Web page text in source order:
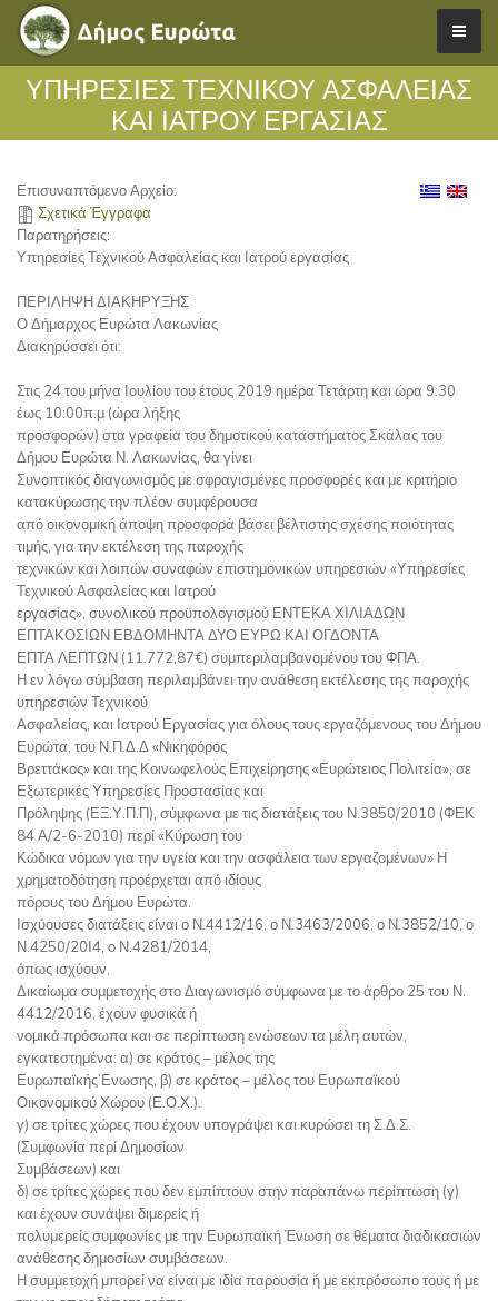
ΥΠΗΡΕΣΊΕΣ ΤΕΧΝΙΚΟΎ ΑΣΦΑΛΕΊΑΣ
ΚΑΙ ΙΑΤΡΟΎ ΕΡΓΑΣΊΑΣ
Επισυναπτόμενο Αρχείο:
Σχετικά Έγγραφα
Παρατηρήσεις:
Υπηρεσίες Τεχνικού Ασφαλείας και Ιατρού εργασίας
ΠΕΡΙΛΗΨΗ ΔΙΑΚΗΡΥΞΗΣ
Ο Δήμαρχος Ευρώτα Λακωνίας
Διακηρύσσει ότι:
Στις 24 του μήνα Ιουλίου του έτους 2019 ημέρα Τετάρτη και ώρα 9:30
έως 10:00π.μ (ώρα λήξης
προσφορών) στα γραφεία του δημοτικού καταστήματος Σκάλας του
Δήμου Ευρώτα Ν. Λακωνίας, θα γίνει
Συνοπτικός διαγωνισμός με σφραγισμένες προσφορές και με κριτήριο
κατακύρωσης την πλέον συμφέρουσα
από οικονομική άποψη προσφορά βάσει βέλτιστης σχέσης ποιότητας
τιμής, για την εκτέλεση της παροχής
τεχνικών και λοιπών συναφών επιστημονικών υπηρεσιών «Υπηρεσίες
Τεχνικού Ασφαλείας και Ιατρού
εργασίας», συνολικού προϋπολογισμού ΕΝΤΕΚΑ ΧΙΛΙΑΔΩΝ
ΕΠΤΑΚΟΣΙΩΝ ΕΒΔΟΜΗΝΤΑ ΔΥΟ ΕΥΡΩ ΚΑΙ ΟΓΔΟΝΤΑ
ΕΠΤΑ ΛΕΠΤΩΝ (11.772,87€) συμπεριλαμβανομένου του ΦΠΑ.
Η εν λόγω σύμβαση περιλαμβάνει την ανάθεση εκτέλεσης της παροχής
υπηρεσιών Τεχνικού
Ασφαλείας, και Ιατρού Εργασίας για όλους τους εργαζόμενους του Δήμου
Ευρώτα, του Ν.Π.Δ.Δ «Νικηφόρος
Βρεττάκος» και της Κοινωφελούς Επιχείρησης «Ευρώτειος Πολιτεία», σε
Εξωτερικές Υπηρεσίες Προστασίας και
Πρόληψης (ΕΞ.Υ.Π.Π), σύμφωνα με τις διατάξεις του Ν.3850/2010 (ΦΕΚ
84 Α/2-6-2010) περί «Κύρωση του
Κώδικα νόμων για την υγεία και την ασφάλεια των εργαζομένων» Η
χρηματοδότηση προέρχεται από ιδίους
πόρους του Δήμου Ευρώτα.
Ισχύουσες διατάξεις είναι ο Ν.4412/16, ο Ν.3463/2006, ο Ν.3852/10, ο
Ν.4250/20Ι4, ο Ν.4281/2014,
όπως ισχύουν.
Δικαίωμα συμμετοχής στο Διαγωνισμό σύμφωνα με το άρθρο 25 του Ν.
4412/2016, έχουν φυσικά ή
νομικά πρόσωπα και σε περίπτωση ενώσεων τα μέλη αυτών,
εγκατεστημένα: α) σε κράτος – μέλος της
Ευρωπαϊκής’Ενωσης, β) σε κράτος – μέλος του Ευρωπαϊκού
Οικονομικού Χώρου (Ε.Ο.Χ.).
γ) σε τρίτες χώρες που έχουν υπογράψει και κυρώσει τη Σ.Δ.Σ.
(Συμφωνία περί Δημοσίων
Συμβάσεων) και
δ) σε τρίτες χώρες που δεν εμπίπτουν στην παραπάνω περίπτωση (γ)
και έχουν συνάψει διμερείς ή
πολυμερείς συμφωνίες με την Ευρωπαϊκή Ένωση σε θέματα διαδικασιών
ανάθεσης δημοσίων συμβάσεων.
Η συμμετοχή μπορεί να είναι με ιδία παρουσία ή με εκπρόσωπο τους ή με